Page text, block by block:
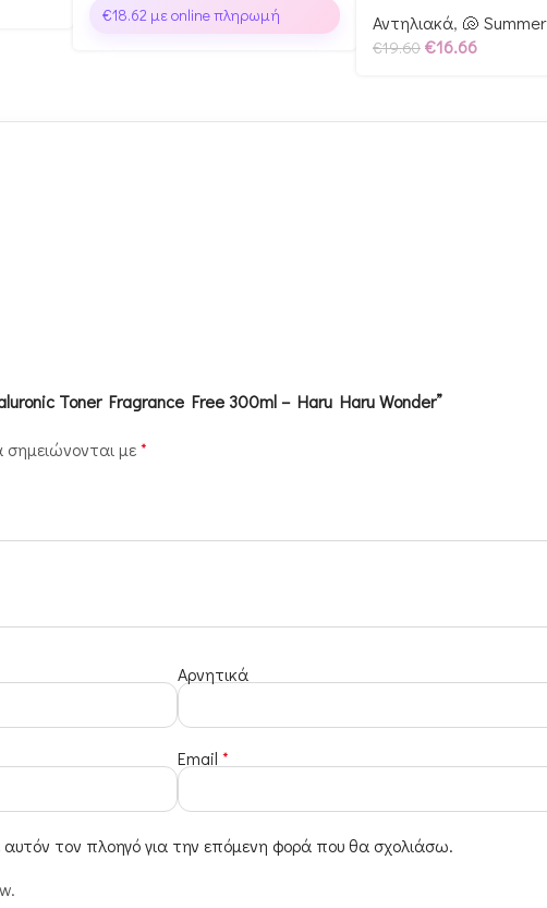
€18.62 με online πληρωμή Αντηλιακά, 🐚 Summer
€19.60 €16.66
Toner Fragrance Free 300ml – Haru Haru Wonder”
με*
Αρνητικά
Email *
τον πλοηγό για την επόμενη φορά που θα σχολιάσω.